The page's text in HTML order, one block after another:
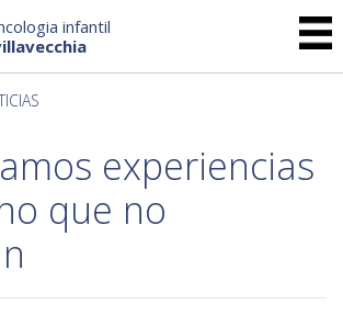
infantil
experiencias
que no